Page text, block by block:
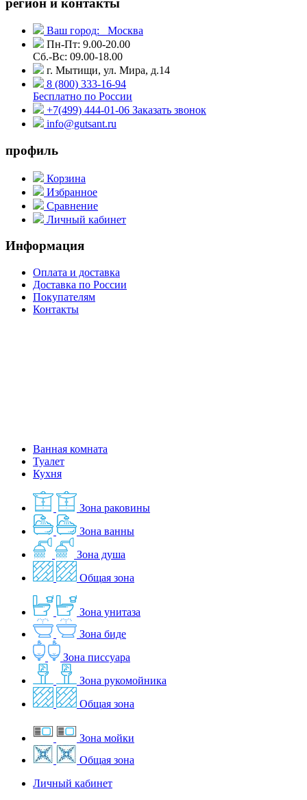
Ваш город:
Москва
Пн-Пт: 9.00-20.00
Сб.-Вс: 09.00-18.00
г. Мытищи, ул. Мира, д.14
8 (800) 333-16-94
Бесплатно по России
+7(499) 444-01-06 Заказать звонок
info@gutsant.ru
профиль
Корзина
Избранное
Сравнение
Личный кабинет
Информация
Оплата и доставка
Доставка по России
Покупателям
Контакты
Ванная комната
Туалет
Кухня
Зона раковины
Зона ванны
Зона душа
Общая зона
Зона унитаза
Зона биде
Зона писсуара
Зона рукомойника
Общая зона
Зона мойки
Общая зона
Личный кабинет